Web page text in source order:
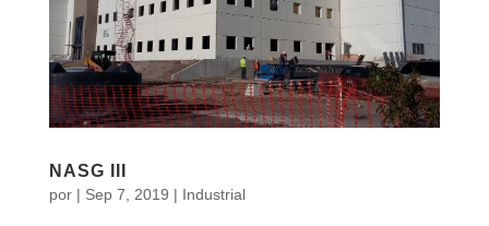
NASG III
por | Sep 7, 2019 | Industrial